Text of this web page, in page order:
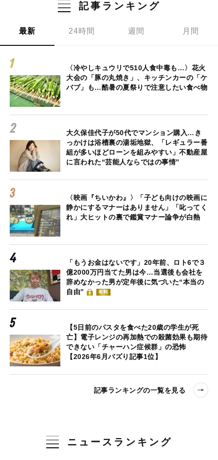
記事ランキング
最新 24時間 週間 月間
〈冷やしキュウリで510人食中毒も…〉花火
大会の「豚の丸焼き」、キッチンカーの「ケ
バブ」も…酷暑の夏祭りで注意したい食べ物
大久保佳代子が50代でマンション購入…き
っかけは浴槽裏の湯垢地獄、「レギュラー番
組が多いほどローンを組みやすい」不動産屋
に言われた“芸能人ならではの事情”
〈映画『ちいかわ』〉「子ども向けの映画に
静かにするマナーはありません」「叱ってく
れ」大ヒットの裏で鑑賞マナー論争が白熱
「もうお金はないです」20年前、ロト6で３
億2000万円当てた男は今…当選後も会社を
辞めなかった男が定年後に気づいた“本当の
自由”
有料
【5日前のパスタを食べた20歳の学生が死
亡】電子レンジの再加熱での殺菌効果も期待
できない「チャーハン症候群」の恐怖
【2026年6月バズり記事1位】
記事ランキングの一覧を見る
ニュースランキング